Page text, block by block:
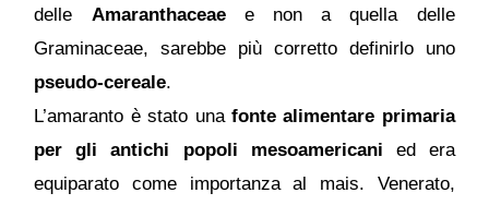
delle Amaranthaceaee non a quella delle
Graminaceae, sarebbe più corretto definirlo uno
pseudo-cereale.
L’amaranto è stato una fonte alimentare primaria
per gli antichi popoli mesoamericani ed era
equiparato come importanza al mais. Venerato,